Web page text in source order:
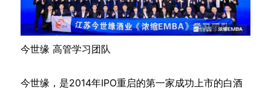
今世缘 高管学习团队
今世缘，是2014年IPO重启的第一家成功上市的白酒